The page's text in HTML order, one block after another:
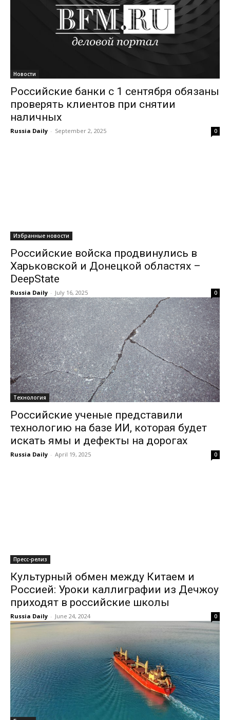
Новости
Российские банки с 1 сентября обязаны
проверять клиентов при снятии
наличных
Russia Daily - September 2, 2025 0
Избранные новости
Российские войска продвинулись в
Харьковской и Донецкой областях –
DeepState
Russia Daily - July 16, 2025 0
Технология
Российские ученые представили
технологию на базе ИИ, которая будет
искать ямы и дефекты на дорогах
Russia Daily - April 19, 2025 0
Пресс-релиз
Культурный обмен между Китаем и
Россией: Уроки каллиграфии из Дечжоу
приходят в российские школы
Russia Daily - June 24, 2024 0